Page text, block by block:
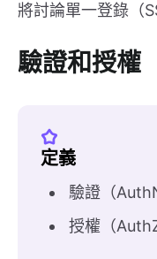
將討論單一登錄（
驗證和授權
定義
驗證（
授權（